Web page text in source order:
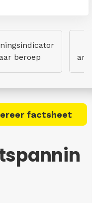
beroep
factsheet